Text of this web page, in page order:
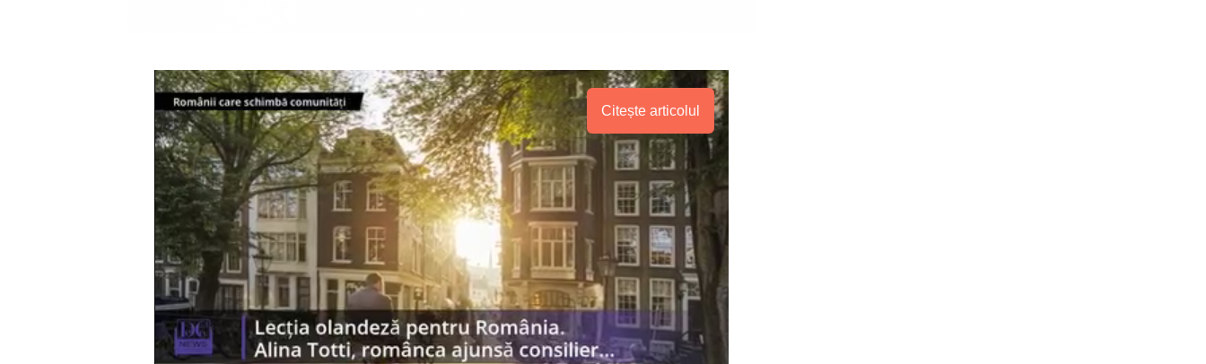
Citește articolul